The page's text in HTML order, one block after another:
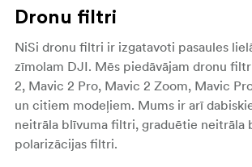
Dronu filtri
NiSi dronu filtri ir izgatavoti pasaules
zīmolam DJI. Mēs piedāvājam dronu
2, Mavic 2 Pro, Mavic 2 Zoom, Mavic
un citiem modeļiem. Mums ir arī
neitrāla blīvuma filtri, graduētie neitrāla
polarizācijas filtri.